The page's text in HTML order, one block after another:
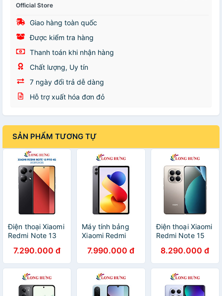
Official Store
Giao hàng toàn quốc
Được kiểm tra hàng
Thanh toán khi nhận hàng
Chất lượng, Uy tín
7 ngày đổi trả dễ dàng
Hỗ trợ xuất hóa đơn đỏ
SẢN PHẨM TƯƠNG TỰ
Điện thoại Xiaomi
Redmi Note 13
(8GB/128GB) -
Hàng chính hãng
7.290.000 đ
Máy tính bảng
Xiaomi Redmi
Wifi (6GB/128GB)
- Hàng chính
hãng
7.990.000 đ
Điện thoại Xiaomi
Redmi Note 15
(12GB/256GB) -
Hàng chính hãng
8.290.000 đ